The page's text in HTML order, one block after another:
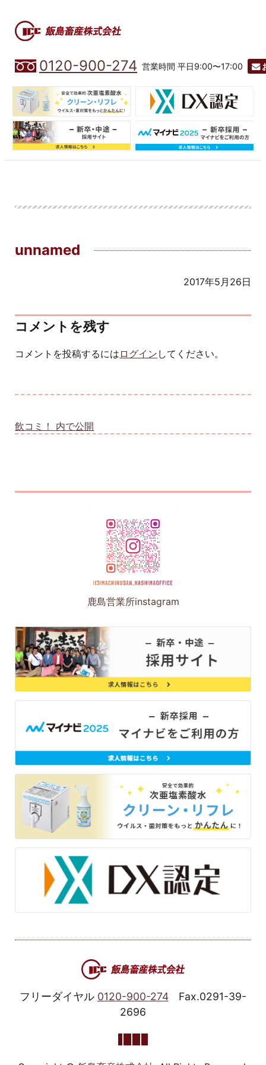
0120-900-274 営業時間 平日9:00〜17:00
unnamed
2017年5月26日
コメントを残す
コメントを投稿するには ログイン してください。
飲コミ！
内で公開
鹿島営業所instagram
フリーダイヤル 0120-900-274
Fax.0291-39-
2696